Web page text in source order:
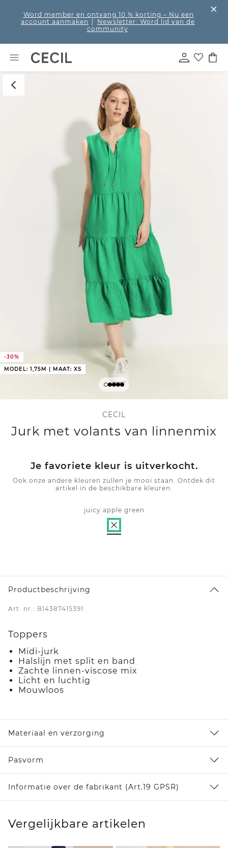
Word member en ontvang 10 % korting – Nu een
account aanmaken
Newsletter: Word lid van de
community
-30%
MODEL: 1,75M | MAAT: XS
CECIL
Jurk met volants van linnenmix
Je favoriete kleur is uitverkocht.
Ook onze andere kleuren zullen je mooi staan. Ontdek dit
artikel in de beschikbare kleuren.
juicy apple green
Productbeschrijving
Art. nr.: B14387415391
Toppers
Midi-jurk
Halslijn met split en band
Zachte linnen-viscose mix
Licht en luchtig
Mouwloos
Materiaal en verzorging
Pasvorm
Informatie over de fabrikant (Art.19 GPSR)
Vergelijkbare artikelen